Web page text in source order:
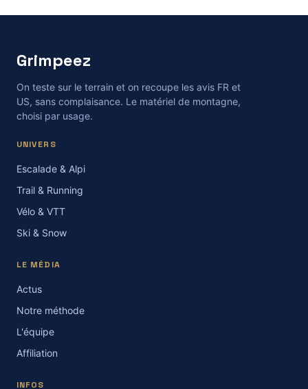
Grimpeez
On teste sur le terrain et on recoupe les avis FR et
US, sans complaisance. Le matériel de montagne,
choisi par usage.
UNIVERS
Escalade & Alpi
Trail & Running
Vélo & VTT
Ski & Snow
LE MÉDIA
Actus
Notre méthode
L'équipe
Affiliation
INFOS